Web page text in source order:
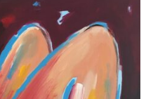
A
R
T
S
2
X
P
O
S
U